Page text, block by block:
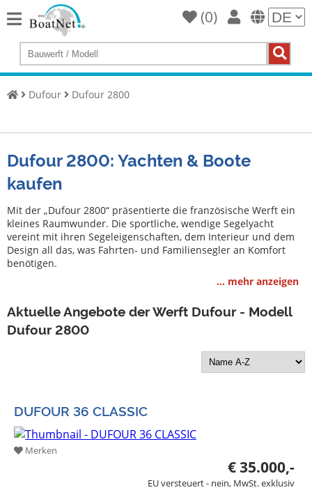
Home
Yacht
Gewerbliche
Verkäufer
Verkäufer
Auktionen
Yachtmakler
Bootszubehör
Segel-
&
(0)
Dufour Dufour 2800
Dufour 2800: Yachten & Boote
kaufen
Mit der „Dufour 2800“ präsentierte die französische Werft ein
kleines Raumwunder. Die sportliche, wendige Segelyacht
vereint mit ihren Segeleigenschaften, dem Interieur und dem
Design all das, was Fahrten- und Familiensegler an Komfort
benötigen.
... mehr anzeigen
Aktuelle Angebote der Werft Dufour - Modell
Dufour 2800
DUFOUR 36 CLASSIC
Merken
€ 35.000,-
EU versteuert - nein, MwSt. exklusiv